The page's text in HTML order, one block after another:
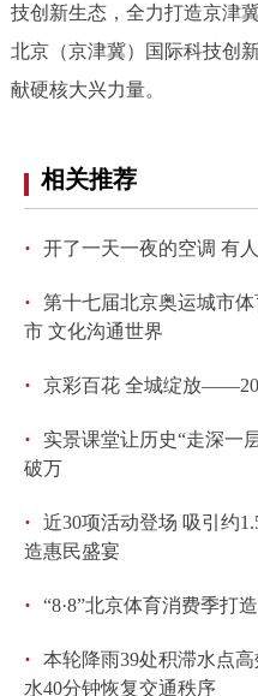
技创新生态，全力打造京津
北京（京津冀）国际科技创
献硬核大兴力量。
相关推荐
· 开了一天一夜的空调 有
·
第十七届北京奥运城市
市 文化沟通世界
· 京彩百花 全城绽放
·
实景课堂让历史“走深一
破万
·
近30项活动登场 吸引约
造惠民盛宴
· “8·8”北京体育消费季打
·
本轮降雨39处积滞水点
水40分钟恢复交通秩序